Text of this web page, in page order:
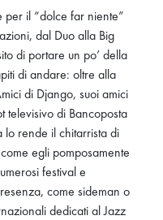
per il “dolce far niente”
dal Duo alla Big
di portare un po’ della
di andare: oltre alla
di Django, suoi amici
televisivo di Bancoposta
lo rende il chitarrista di
egli pomposamente
festival e
come sideman o
dedicati al Jazz